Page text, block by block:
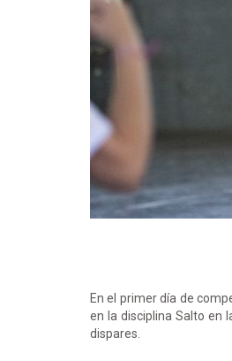
En el primer día de
en la disciplina Salto en
dispares.